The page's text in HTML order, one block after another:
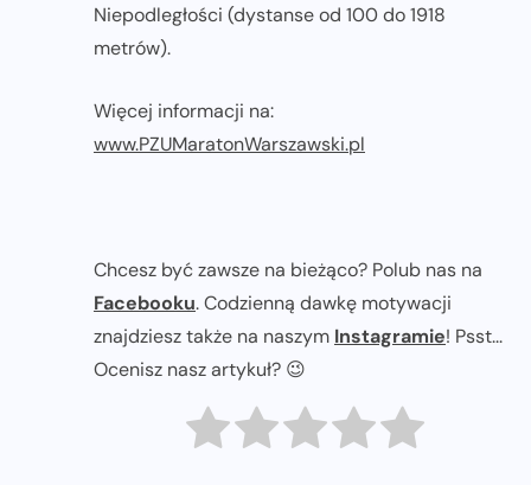
Niepodległości (dystanse od 100 do 1918
metrów).
Więcej informacji na:
www.PZUMaratonWarszawski.pl
Chcesz być zawsze na bieżąco? Polub nas na
Facebooku. Codzienną dawkę motywacji
znajdziesz także na naszym Instagramie! Psst...
Ocenisz nasz artykuł? 😉